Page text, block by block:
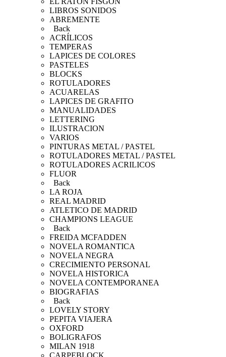
LIBROS SONIDOS
ABREMENTE
Back
ACRÍLICOS
TEMPERAS
LAPICES DE COLORES
PASTELES
BLOCKS
ROTULADORES
ACUARELAS
LAPICES DE GRAFITO
MANUALIDADES
LETTERING
ILUSTRACION
VARIOS
PINTURAS METAL / PASTEL
ROTULADORES METAL / PASTEL
ROTULADORES ACRILICOS
FLUOR
Back
LA ROJA
REAL MADRID
ATLETICO DE MADRID
CHAMPIONS LEAGUE
Back
FREIDA MCFADDEN
NOVELA ROMANTICA
NOVELA NEGRA
CRECIMIENTO PERSONAL
NOVELA HISTORICA
NOVELA CONTEMPORANEA
BIOGRAFIAS
Back
LOVELY STORY
PEPITA VIAJERA
OXFORD
BOLIGRAFOS
MILAN 1918
CARPEBLOCK